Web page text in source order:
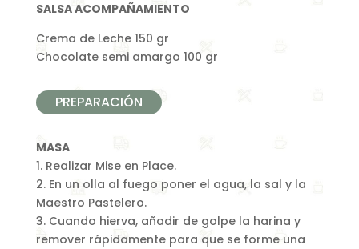
SALSA ACOMPAÑAMIENTO
Crema de Leche 150 gr
Chocolate semi amargo 100 gr
PREPARACIÓN
MASA
1. Realizar Mise en Place.
2. En un olla al fuego poner el agua, la sal y la
Maestro Pastelero.
3. Cuando hierva, añadir de golpe la harina y
remover rápidamente para que se forme una